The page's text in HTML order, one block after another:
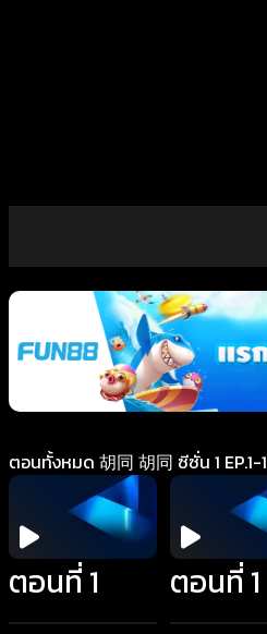
ตอนทั้งหมด 胡同 胡同 ซีซั่น 1 EP.1-1
ตอนที่ 1 ตอนที่ 1